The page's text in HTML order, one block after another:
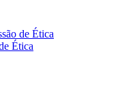
de Ética
Ética